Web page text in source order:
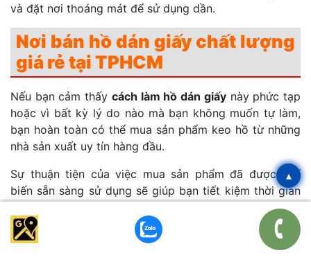
và đặt nơi thoáng mát để sử dụng dần.
Nơi bán hồ dán giấy chất lượng
giá rẻ tại TPHCM
Nếu bạn cảm thấy cách làm hồ dán giấynày phức tạp
hoặc vì bất kỳ lý do nào mà bạn không muốn tự làm,
bạn hoàn toàn có thể mua sản phẩm keo hồ từ những
nhà sản xuất uy tín hàng đầu.
Sự thuận tiện của việc mua sản phẩm đã được chế
biến sẵn sàng sử dụng sẽ giúp bạn tiết kiệm thời gian
và công sức, đồng thời đảm bảo được chất lượng và
hiệu quả khi sử dụng để dán giấy hoặc các vật liệu
khác. Điều này giúp bạn tập trung vào các công việc
▴